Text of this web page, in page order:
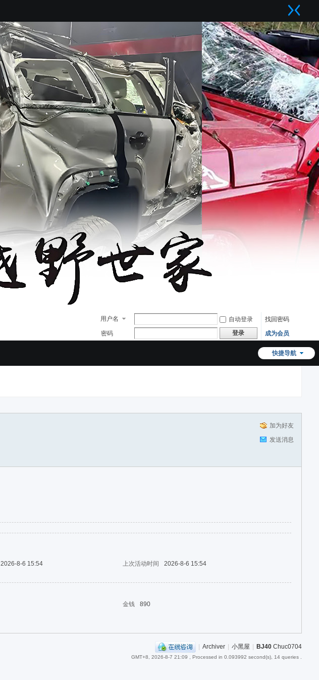
用户名 自动登录
找回密码
密码
登录 成为会员
快捷导航
加为好友
发送消息
2026-8-6 15:54 上次活动时间
2026-8-6 15:54
金钱
890
| Archiver | 小黑屋 | BJ40 Chuc0704
GMT+8, 2026-8-7 21:09 , Processed in 0.093992 second(s), 14 queries .